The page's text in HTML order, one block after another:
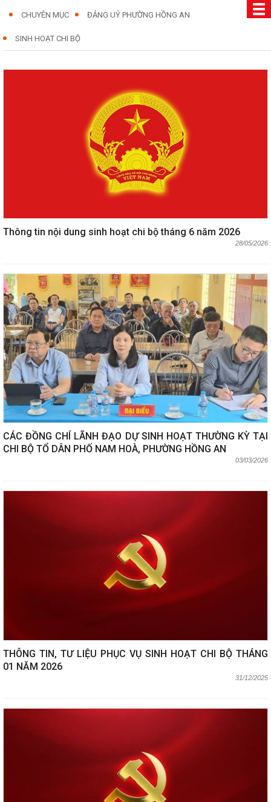
CHUYÊN MỤC ĐẢNG UỶ PHƯỜNG HỒNG AN
SINH HOẠT CHI BỘ
Thông tin nội dung sinh hoạt chi bộ tháng 6 năm 2026
28/05/2026
CÁC ĐỒNG CHÍ LÃNH ĐẠO DỰ SINH HOẠT THƯỜNG KỲ TẠI
CHI BỘ TỔ DÂN PHỐ NAM HOÀ, PHƯỜNG HỒNG AN
03/03/2026
THÔNG TIN, TƯ LIỆU PHỤC VỤ SINH HOẠT CHI BỘ THÁNG
01 NĂM 2026
31/12/2025